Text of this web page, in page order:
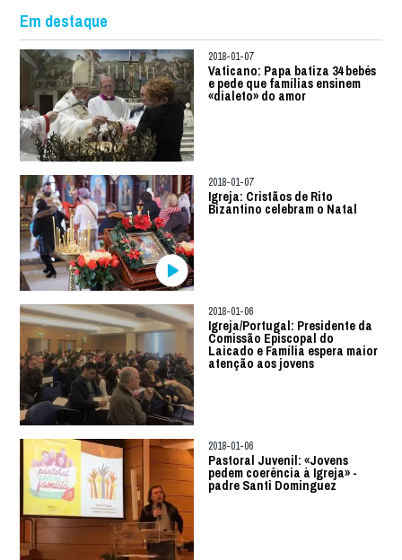
Em destaque
2018-01-07
Vaticano: Papa batiza 34 bebés
e pede que famílias ensinem
«dialeto» do amor
2018-01-07
Igreja: Cristãos de Rito
Bizantino celebram o Natal
2018-01-06
Igreja/Portugal: Presidente da
Comissão Episcopal do
Laicado e Família espera maior
atenção aos jovens
2018-01-06
Pastoral Juvenil: «Jovens
pedem coerência à Igreja» -
padre Santi Dominguez